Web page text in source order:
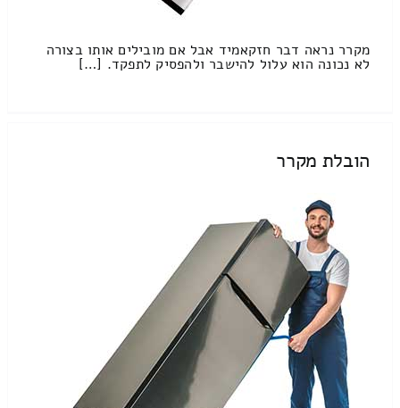
מקרר נראה דבר חזקאמיד אבל אם מובילים אותו בצורה
לא נכונה הוא עלול להישבר ולהפסיק לתפקד. […]
הובלת מקרר